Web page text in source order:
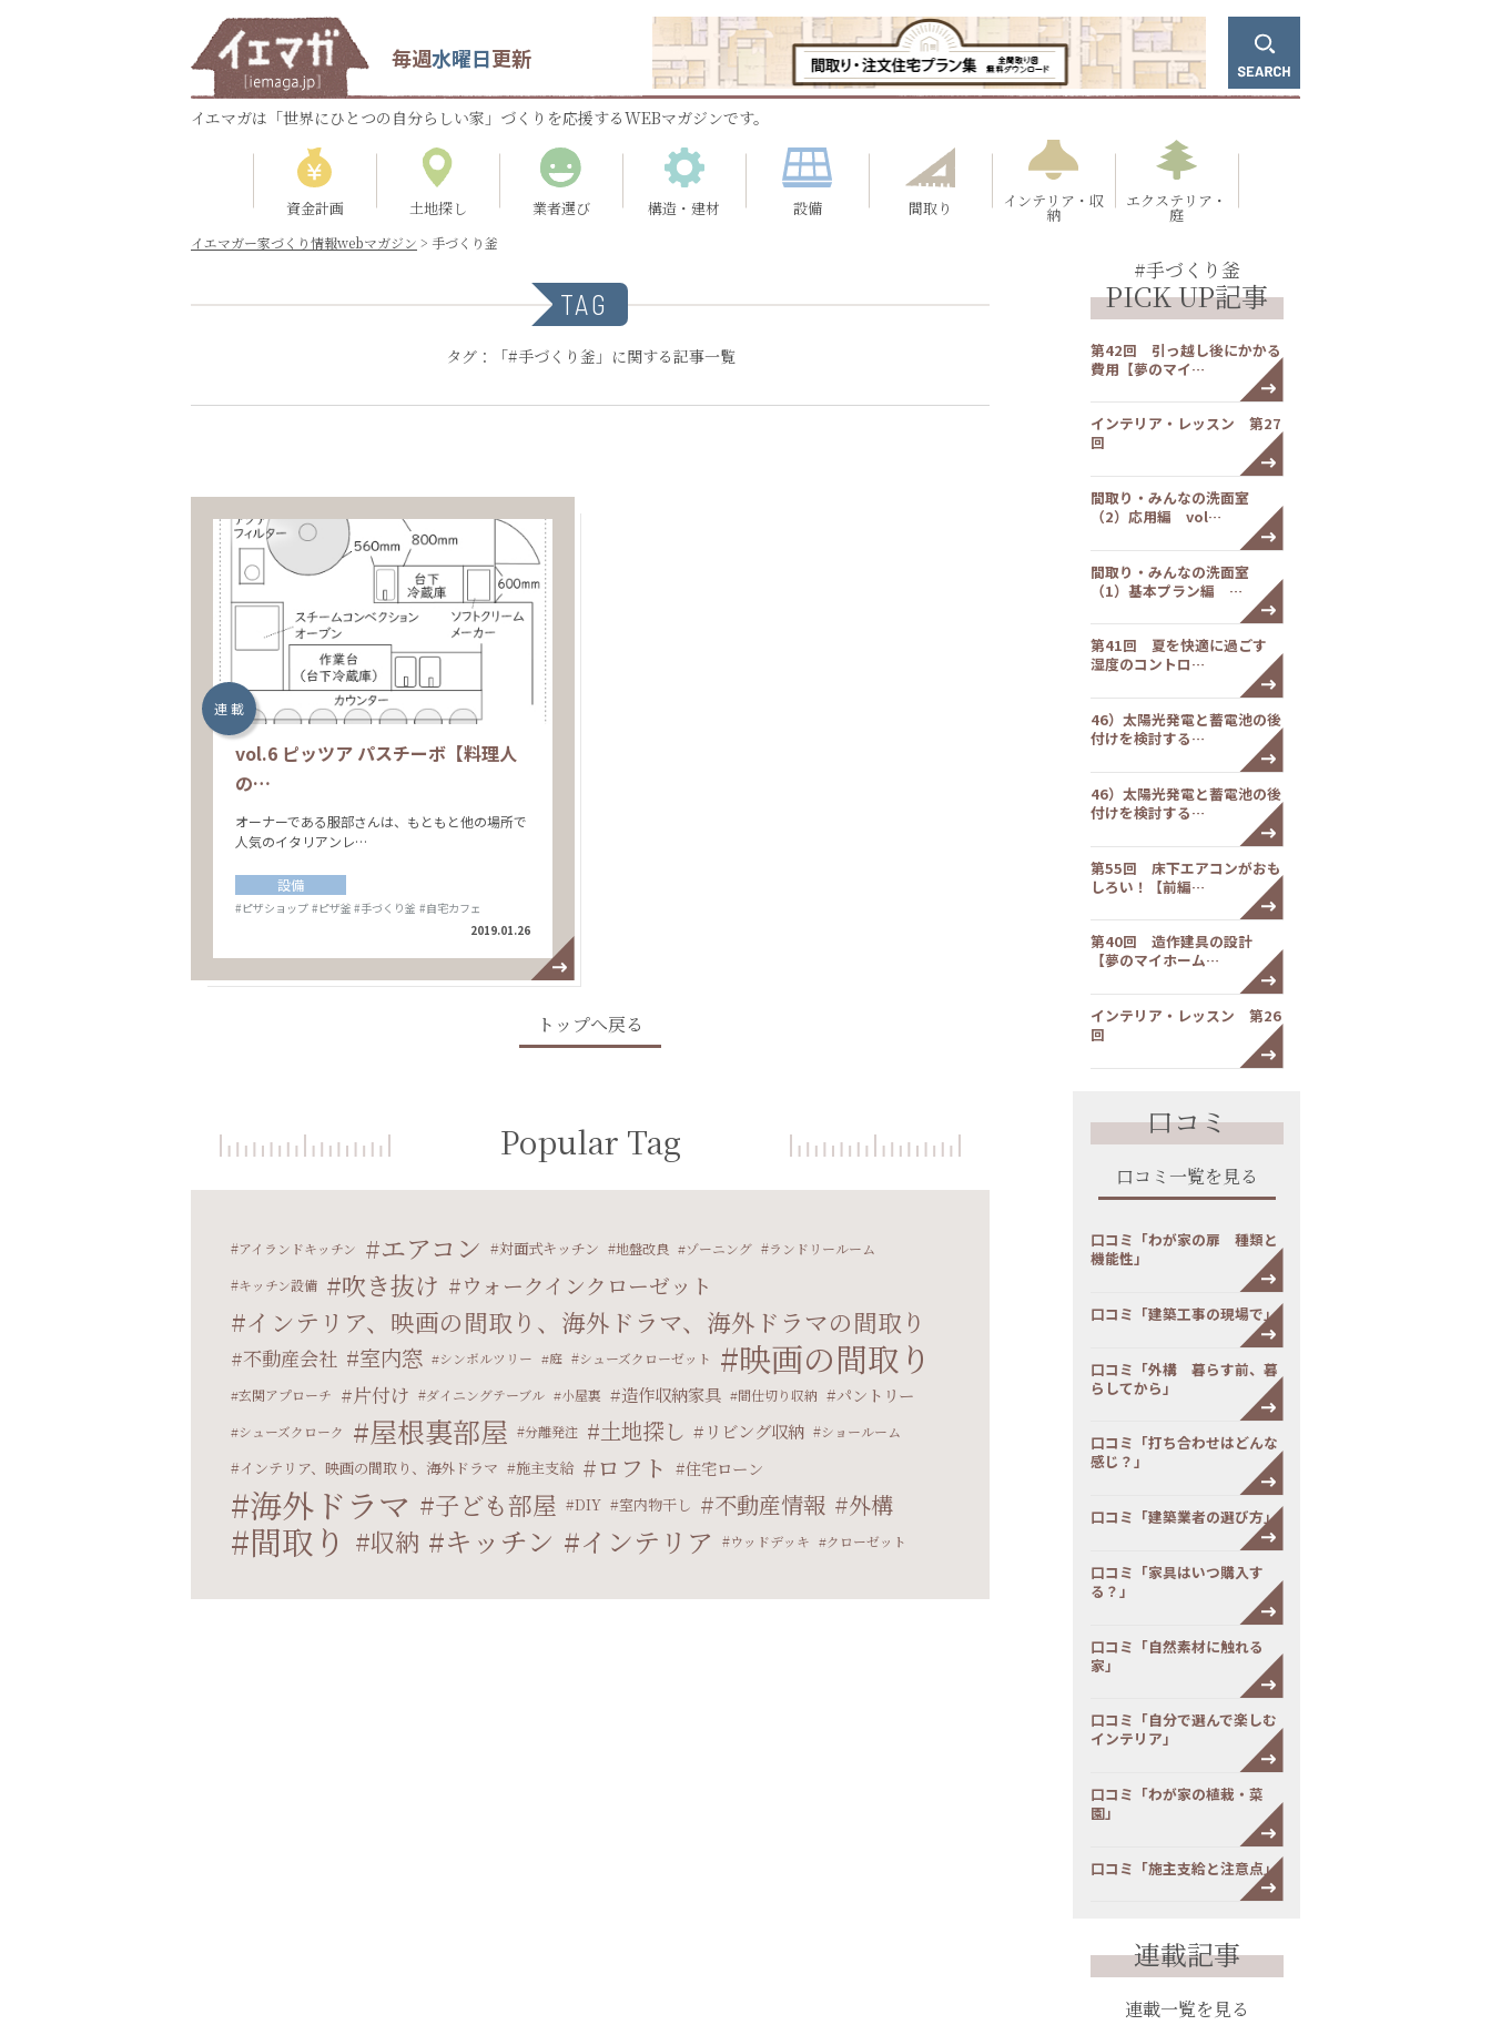
毎週水曜日更新
イエマガは「世界にひとつの自分らしい家」づくりを応援するWEBマガジンです。
資金計画 土地探し 業者選び 構造・建材 設備 間取り インテリア・収
納
エクステリア・
庭
イエマガー家づくり情報webマガジン > 手づくり釜
TAG
タグ：「#手づくり釜」に関する記事一覧
連 載
vol.6 ピッツア パスチーボ【料理人
の…
オーナーである服部さんは、もともと他の場所で
人気のイタリアンレ…
設備
#ピザショップ #ピザ釜 #手づくり釜 #自宅カフェ
2019.01.26
トップへ戻る
Popular Tag
アイランドキッチン エアコン 対面式キッチン 地盤改良 ゾーニング
ランドリールーム
キッチン設備
吹き抜け ウォークインクローゼット
インテリア、映画の間取り、海外ドラマ、海外ドラマの間取り
不動産会社 室内窓 シンボルツリー 庭 シューズクローゼット 映画の間取り
玄関アプローチ 片付け ダイニングテーブル 小屋裏 造作収納家具 間仕切り収納 パントリー
シューズクローク 屋根裏部屋 分離発注 土地探し リビング収納 ショールーム
インテリア、映画の間取り、海外ドラマ 施主支給 ロフト 住宅ローン
海外ドラマ 子ども部屋 DIY 室内物干し 不動産情報 外構
間取り 収納 キッチン インテリア ウッドデッキ クローゼット
#手づくり釜
PICK UP記事
第42回 引っ越し後にかかる
費用【夢のマイ…
インテリア・レッスン 第27
回
間取り・みんなの洗面室
（2）応用編 vol…
間取り・みんなの洗面室
（1）基本プラン編 …
第41回 夏を快適に過ごす
湿度のコントロ…
46）太陽光発電と蓄電池の後
付けを検討する…
46）太陽光発電と蓄電池の後
付けを検討する…
第55回 床下エアコンがおも
しろい！【前編…
第40回 造作建具の設計
【夢のマイホーム…
インテリア・レッスン 第26
回
口コミ
口コミ一覧を見る
口コミ「わが家の扉 種類と
機能性」
口コミ「建築工事の現場で」
口コミ「外構 暮らす前、暮
らしてから」
口コミ「打ち合わせはどんな
感じ？」
口コミ「建築業者の選び方」
口コミ「家具はいつ購入す
る？」
口コミ「自然素材に触れる
家」
口コミ「自分で選んで楽しむ
インテリア」
口コミ「わが家の植栽・菜
園」
口コミ「施主支給と注意点」
連載記事
連載一覧を見る